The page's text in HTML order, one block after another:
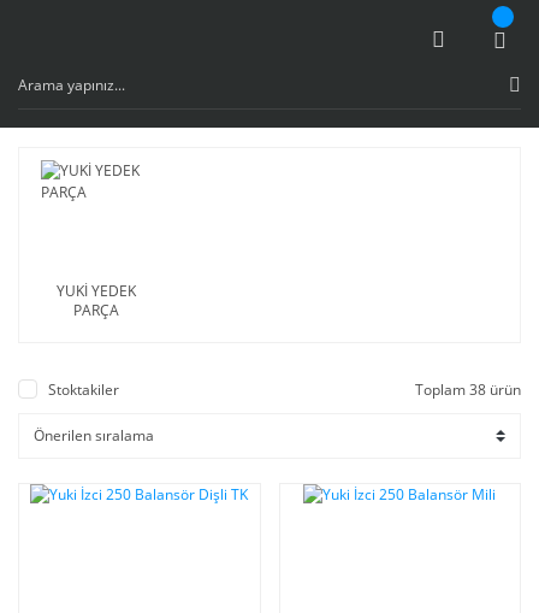
YUKİ YEDEK
PARÇA
Stoktakiler Toplam 38 ürün